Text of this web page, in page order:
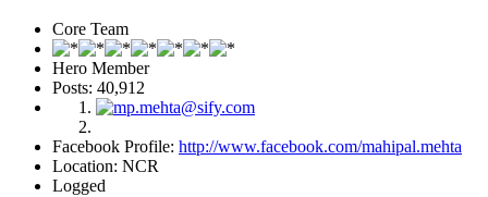
Core Team
Hero Member
Posts: 40,912
Facebook Profile: http://www.facebook.com/mahipal.mehta
Location: NCR
Logged